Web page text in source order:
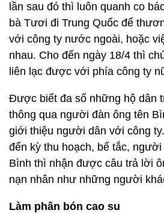
lần sau đó thì luôn quanh co
bà Tươi đi Trung Quốc để
với công ty nước ngoài, hoặc
nhau. Cho đến ngày 18/4 thì
liên lạc được với phía công ty
Được biết đa số những hộ dân
thông qua người đàn ông tên
giới thiệu người dân với công
đến kỳ thu hoạch, bế tắc,
Bình thì nhận được câu trả lời
nạn nhân như những người
Làm phân bón cao su